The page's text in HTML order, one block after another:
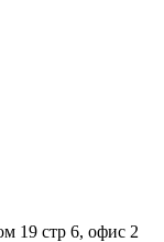
19 стр 6, офис 2